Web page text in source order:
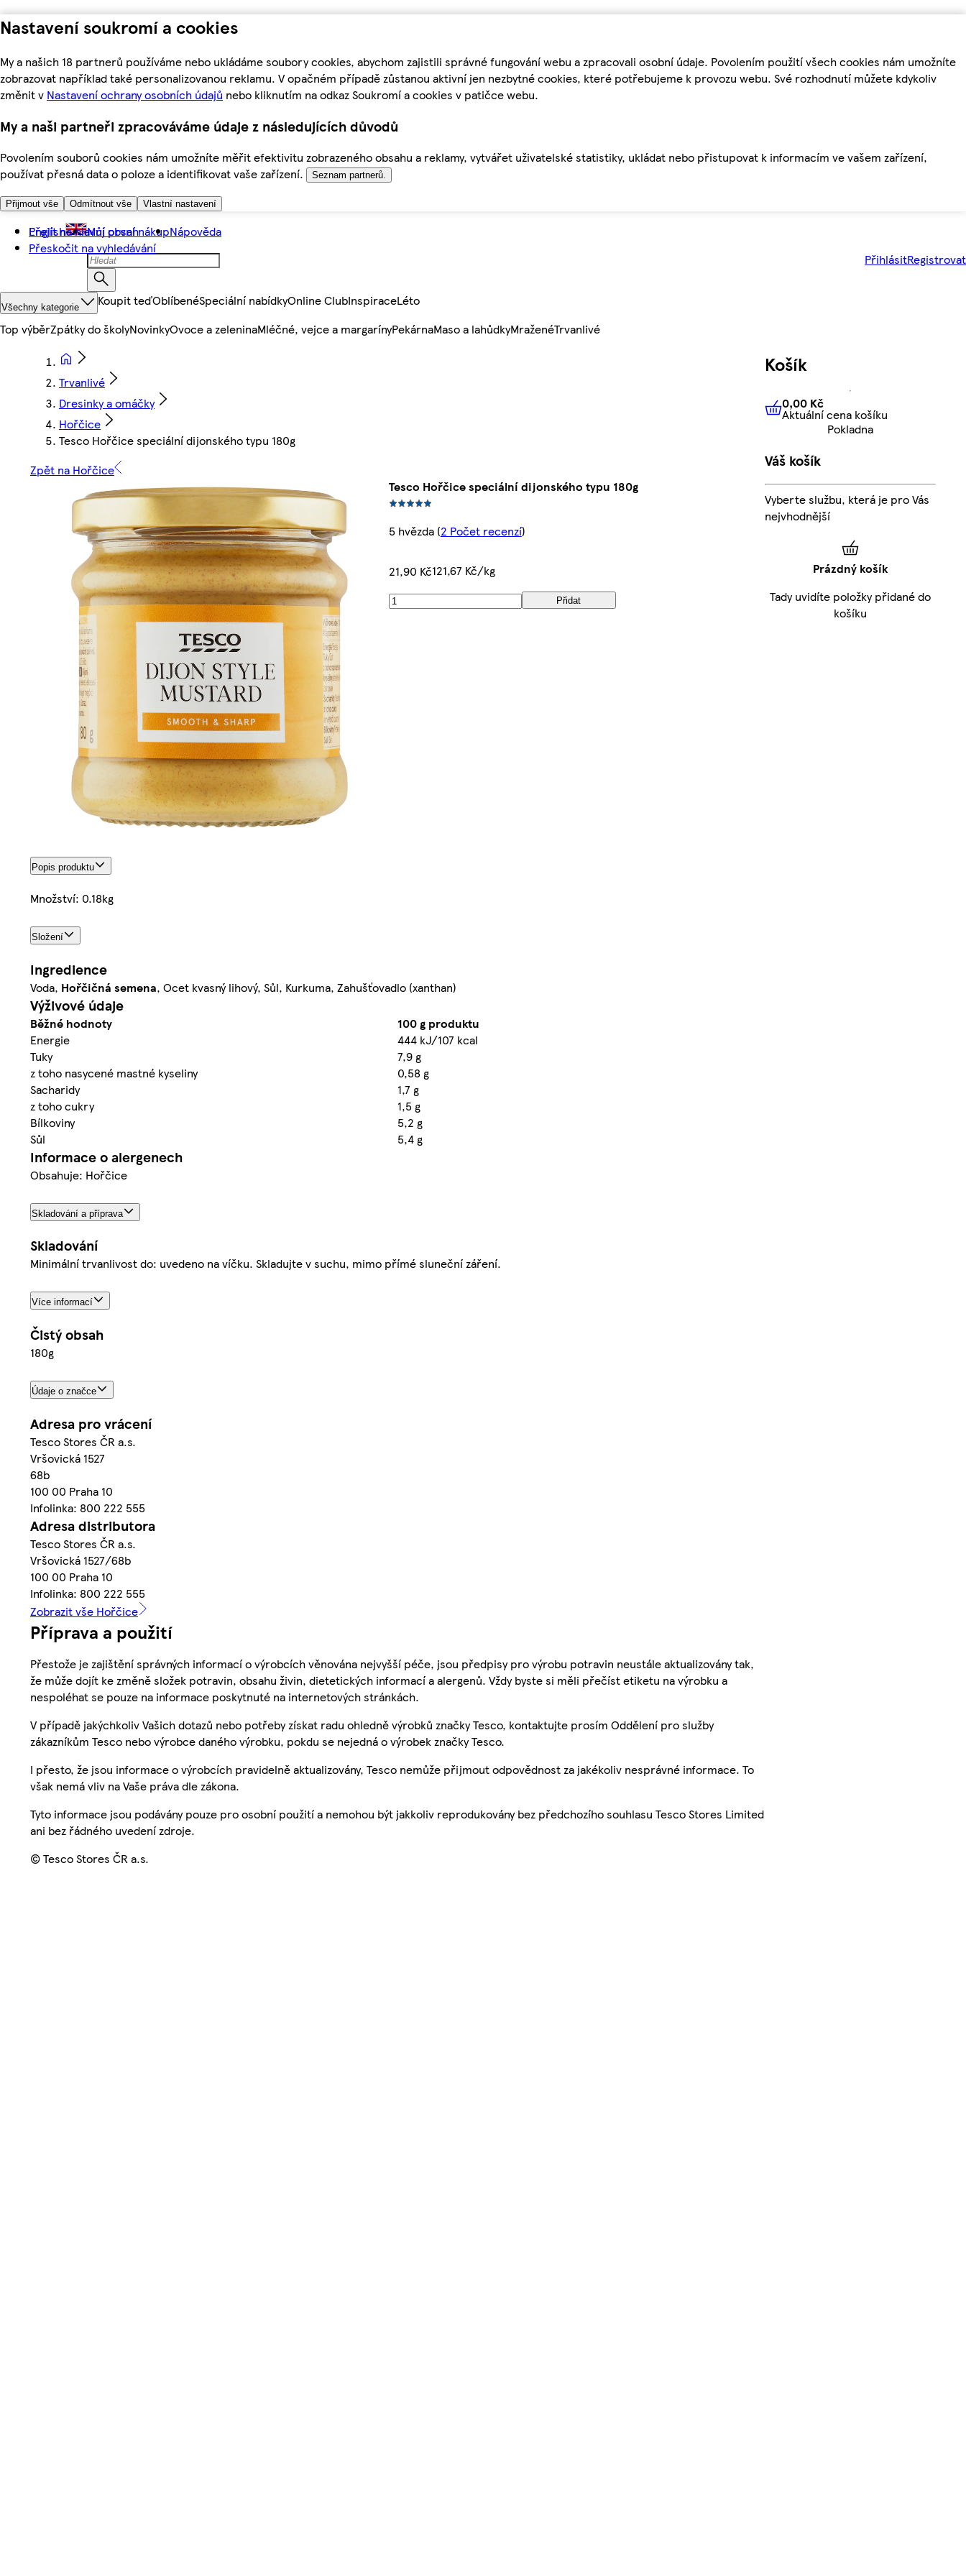
Nastavení soukromí a cookies
My a našich 18 partnerů používáme nebo ukládáme soubory cookies, abychom zajistili správné fungování webu a zpracovali osobní údaje. Povolením použití všech cookies nám umožníte
zobrazovat například také personalizovanou reklamu. V opačném případě zůstanou aktivní jen nezbytné cookies, které potřebujeme k provozu webu. Své rozhodnutí můžete kdykoliv
změnit v Nastavení ochrany osobních údajů nebo kliknutím na odkaz Soukromí a cookies v patičce webu.
My a naši partneři zpracováváme údaje z následujících důvodů
Povolením souborů cookies nám umožníte měřit efektivitu zobrazeného obsahu a reklamy, vytvářet uživatelské statistiky, ukládat nebo přistupovat k informacím ve vašem zařízení,
používat přesná data o poloze a identifikovat vaše zařízení.
Seznam partnerů.
Přijmout vše Odmítnout vše Vlastní nastavení
Přejít na hlavní obsah
Přeskočit na vyhledávání
English Můj první nákupNápověda
PřihlásitRegistrovat
Všechny kategorie Koupit teďOblíbenéSpeciální nabídkyOnline ClubInspiraceLéto
Top výběrZpátky do školyNovinkyOvoce a zeleninaMléčné, vejce a margarínyPekárnaMaso a lahůdkyMraženéTrvanlivé
Trvanlivé
Dresinky a omáčky
Hořčice
Tesco Hořčice speciální dijonského typu 180g
Zpět na Hořčice
Tesco Hořčice speciální dijonského typu 180g
5 hvězda(2 Počet recenzí)
21,90 Kč121,67 Kč/kg
Přidat
Popis produktu
Množství: 0.18kg
Složení
Ingredience
Voda, Hořčičná semena, Ocet kvasný lihový, Sůl, Kurkuma, Zahušťovadlo (xanthan)
Výživové údaje
Běžné hodnoty
100 g produktu
Energie
444 kJ/107 kcal
Tuky
7,9 g
z toho nasycené mastné kyseliny
0,58 g
Sacharidy
1,7 g
z toho cukry
1,5 g
Bílkoviny
5,2 g
Sůl
5,4 g
Informace o alergenech
Obsahuje: Hořčice
Skladování a příprava
Skladování
Minimální trvanlivost do: uvedeno na víčku. Skladujte v suchu, mimo přímé sluneční záření.
Více informací
Čistý obsah
180g
Údaje o značce
Adresa pro vrácení
Tesco Stores ČR a.s.
Vršovická 1527
68b
100 00 Praha 10
Infolinka: 800 222 555
Adresa distributora
Tesco Stores ČR a.s.
Vršovická 1527/68b
100 00 Praha 10
Infolinka: 800 222 555
Zobrazit vše Hořčice
Příprava a použití
Přestože je zajištění správných informací o výrobcích věnována nejvyšší péče, jsou předpisy pro výrobu potravin neustále aktualizovány tak,
že může dojít ke změně složek potravin, obsahu živin, dietetických informací a alergenů. Vždy byste si měli přečíst etiketu na výrobku a
nespoléhat se pouze na informace poskytnuté na internetových stránkách.
V případě jakýchkoliv Vašich dotazů nebo potřeby získat radu ohledně výrobků značky Tesco, kontaktujte prosím Oddělení pro služby
zákazníkům Tesco nebo výrobce daného výrobku, pokdu se nejedná o výrobek značky Tesco.
I přesto, že jsou informace o výrobcích pravidelně aktualizovány, Tesco nemůže přijmout odpovědnost za jakékoliv nesprávné informace. To
však nemá vliv na Vaše práva dle zákona.
Tyto informace jsou podávány pouze pro osobní použití a nemohou být jakkoliv reprodukovány bez předchozího souhlasu Tesco Stores Limited
ani bez řádného uvedení zdroje.
© Tesco Stores ČR a.s.
Košík
0,00 KčAktuální cena košíku
0,00 Kč
Aktuální cena košíku
Pokladna
Váš košík
Vyberte službu, která je pro Vás
nejvhodnější
Prázdný košík
Tady uvidíte položky přidané do
košíku